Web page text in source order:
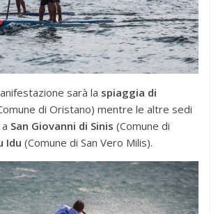
sarà la spiaggia di
di Oristano) mentre le altre sedi
San Giovanni di Sinis (Comune di
Idu (Comune di San Vero Milis).